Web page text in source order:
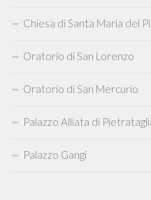
Chiesa di Santa Maria del
Oratorio di San Lorenzo
Oratorio di San Mercurio
Palazzo Alliata di
Palazzo Gangi